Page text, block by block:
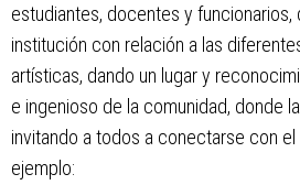
estudiantes, docentes y funcionarios,
institución con relación a las
artísticas, dando un lugar y
e ingenioso de la comunidad, donde
invitando a todos a conectarse con
ejemplo: